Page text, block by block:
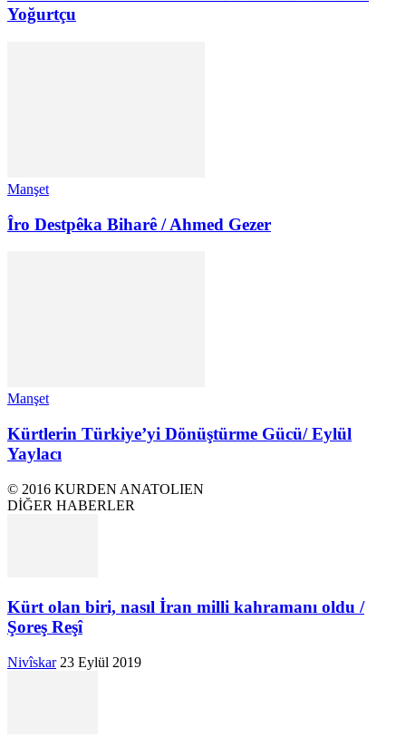
Yoğurtçu
Manşet
Îro Destpêka Biharê / Ahmed Gezer
Manşet
Kürtlerin Türkiye’yi Dönüştürme Gücü/ Eylül
Yaylacı
© 2016 KURDEN ANATOLIEN
DİĞER HABERLER
Kürt olan biri, nasıl İran milli kahramanı oldu /
Şoreş Reşî
Nivîskar 23 Eylül 2019